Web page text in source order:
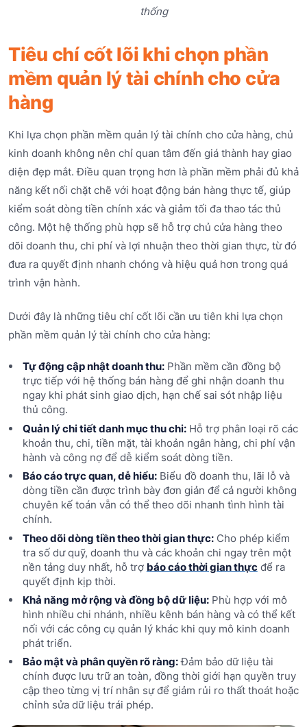
thống
Tiêu chí cốt lõi khi chọn phần
mềm quản lý tài chính cho cửa
hàng
Khi lựa chọn phần mềm quản lý tài chính cho cửa hàng, chủ
kinh doanh không nên chỉ quan tâm đến giá thành hay giao
diện đẹp mắt. Điều quan trọng hơn là phần mềm phải đủ khả
năng kết nối chặt chẽ với hoạt động bán hàng thực tế, giúp
kiểm soát dòng tiền chính xác và giảm tối đa thao tác thủ
công. Một hệ thống phù hợp sẽ hỗ trợ chủ cửa hàng theo
dõi doanh thu, chi phí và lợi nhuận theo thời gian thực, từ đó
đưa ra quyết định nhanh chóng và hiệu quả hơn trong quá
trình vận hành.
Dưới đây là những tiêu chí cốt lõi cần ưu tiên khi lựa chọn
phần mềm quản lý tài chính cho cửa hàng:
Tự động cập nhật doanh thu:Phần mềm cần đồng bộ
trực tiếp với hệ thống bán hàng để ghi nhận doanh thu
ngay khi phát sinh giao dịch, hạn chế sai sót nhập liệu
thủ công.
Quản lý chi tiết danh mục thu chi:Hỗ trợ phân loại rõ các
khoản thu, chi, tiền mặt, tài khoản ngân hàng, chi phí vận
hành và công nợ để dễ kiểm soát dòng tiền.
Báo cáo trực quan, dễ hiểu:Biểu đồ doanh thu, lãi lỗ và
dòng tiền cần được trình bày đơn giản để cả người không
chuyên kế toán vẫn có thể theo dõi nhanh tình hình tài
chính.
Theo dõi dòng tiền theo thời gian thực:Cho phép kiểm
tra số dư quỹ, doanh thu và các khoản chi ngay trên một
nền tảng duy nhất, hỗ trợ báo cáo thời gian thựcđể ra
quyết định kịp thời.
Khả năng mở rộng và đồng bộ dữ liệu:Phù hợp với mô
hình nhiều chi nhánh, nhiều kênh bán hàng và có thể kết
nối với các công cụ quản lý khác khi quy mô kinh doanh
phát triển.
Bảo mật và phân quyền rõ ràng:Đảm bảo dữ liệu tài
chính được lưu trữ an toàn, đồng thời giới hạn quyền truy
cập theo từng vị trí nhân sự để giảm rủi ro thất thoát hoặc
chỉnh sửa dữ liệu trái phép.